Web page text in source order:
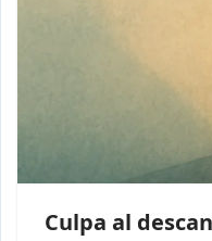
Culpa al